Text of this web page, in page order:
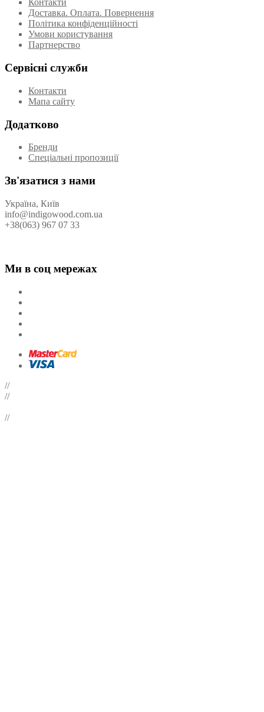
Контакти
Доставка. Оплата. Повернення
Політика конфіденційності
Умови користування
Партнерство
Сервісні служби
Контакти
Мапа сайту
Додатково
Бренди
Спеціальні пропозиції
Зв'язатися з нами
Україна, Київ
info@indigowood.com.ua
+38(063) 967 07 33
Ми в соц мережах
//
//
//